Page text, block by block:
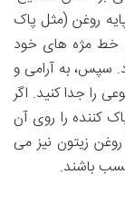
روغن (مثل پاک
خط مژه های خود
سپس، به آرامی و
را جدا کنید. اگر
کننده را روی آن
زیتون نیز می
باشند.